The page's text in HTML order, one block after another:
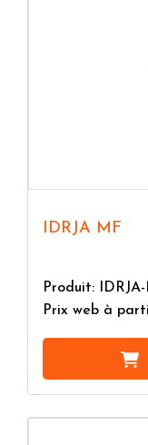
IDRJA MF
Produit:
Prix web à